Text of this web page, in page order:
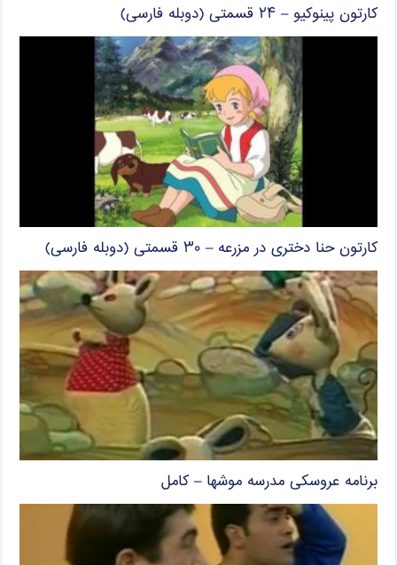
کارتون پینوکیو – ۲۴ قسمتی (دوبله فارسی)
کارتون حنا دختری در مزرعه – ۳۰ قسمتی (دوبله فارسی)
برنامه عروسکی مدرسه موشها – کامل